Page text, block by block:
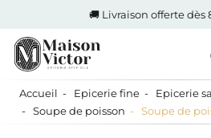
🚚 Livraison offerte dès
Accueil Epicerie fine Epicerie
Soupe de poisson
Soupe de